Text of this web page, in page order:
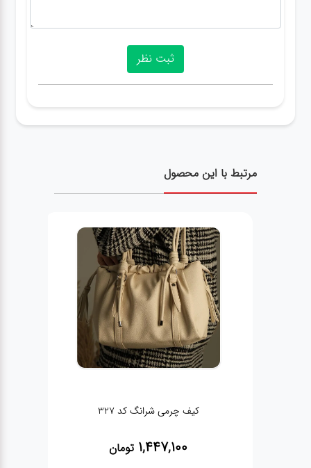
مرتبط با این محصول
کیف چرمی شرانگ کد 327
1,447,100 تومان